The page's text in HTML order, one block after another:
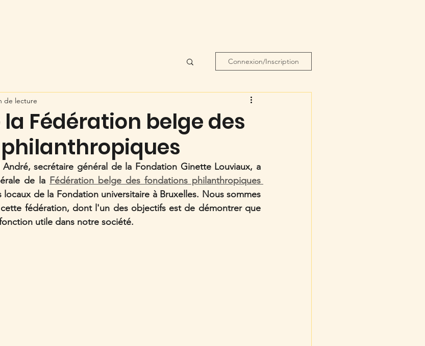
Connexion/Inscription
Fédération belge des
de lecture
André, secrétaire général de la Fondation Ginette Louviaux, a
de la
locaux de la Fondation universitaire à Bruxelles. Nous sommes
fédération, dont l'un des objectifs est de démontrer que
utile dans notre société.